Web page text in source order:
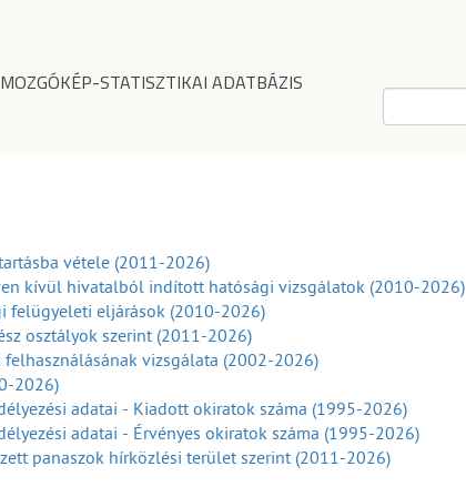
STATISZTIKAI ADATBÁZIS
vétele (2011-2026)
kívül hivatalból indított hatósági vizsgálatok (2010-2026)
felügyeleti eljárások (2010-2026)
osztályok szerint (2011-2026)
vizsgálata (2002-2026)
2026)
adatai - Kiadott okiratok száma (1995-2026)
adatai - Érvényes okiratok száma (1995-2026)
panaszok hírközlési terület szerint (2011-2026)
panaszok hírközlési panaszokok szerint (2011-2026)